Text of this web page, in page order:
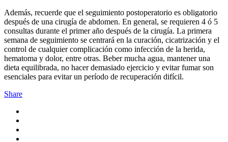
Además, recuerde que el seguimiento postoperatorio es obligatorio
después de una cirugía de abdomen. En general, se requieren 4 ó 5
consultas durante el primer año después de la cirugía. La primera
semana de seguimiento se centrará en la curación, cicatrización y el
control de cualquier complicación como infección de la herida,
hematoma y dolor, entre otras. Beber mucha agua, mantener una
dieta equilibrada, no hacer demasiado ejercicio y evitar fumar son
esenciales para evitar un período de recuperación difícil.
Share